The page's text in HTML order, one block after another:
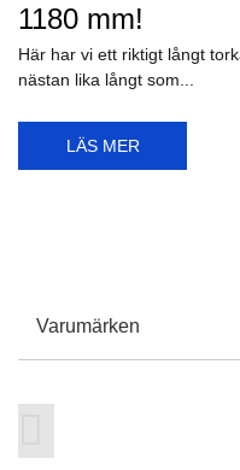
1180 mm!
Här har vi ett riktigt långt
nästan lika långt som...
LÄS MER
Varumärken